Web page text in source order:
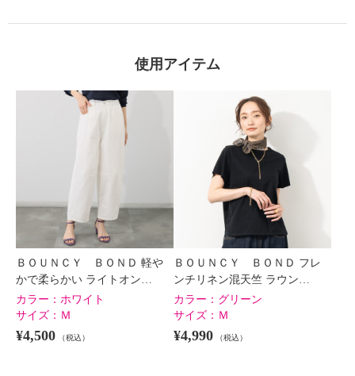
使用アイテム
ＢＯＵＮＣＹ ＢＯＮＤ 軽や
かで柔らかい ライトオン…
カラー： ホワイト
サイズ： Ｍ
¥4,500 （税込）
ＢＯＵＮＣＹ ＢＯＮＤ フレ
ンチリネン混天竺 ラウン…
カラー： グリーン
サイズ： Ｍ
¥4,990 （税込）